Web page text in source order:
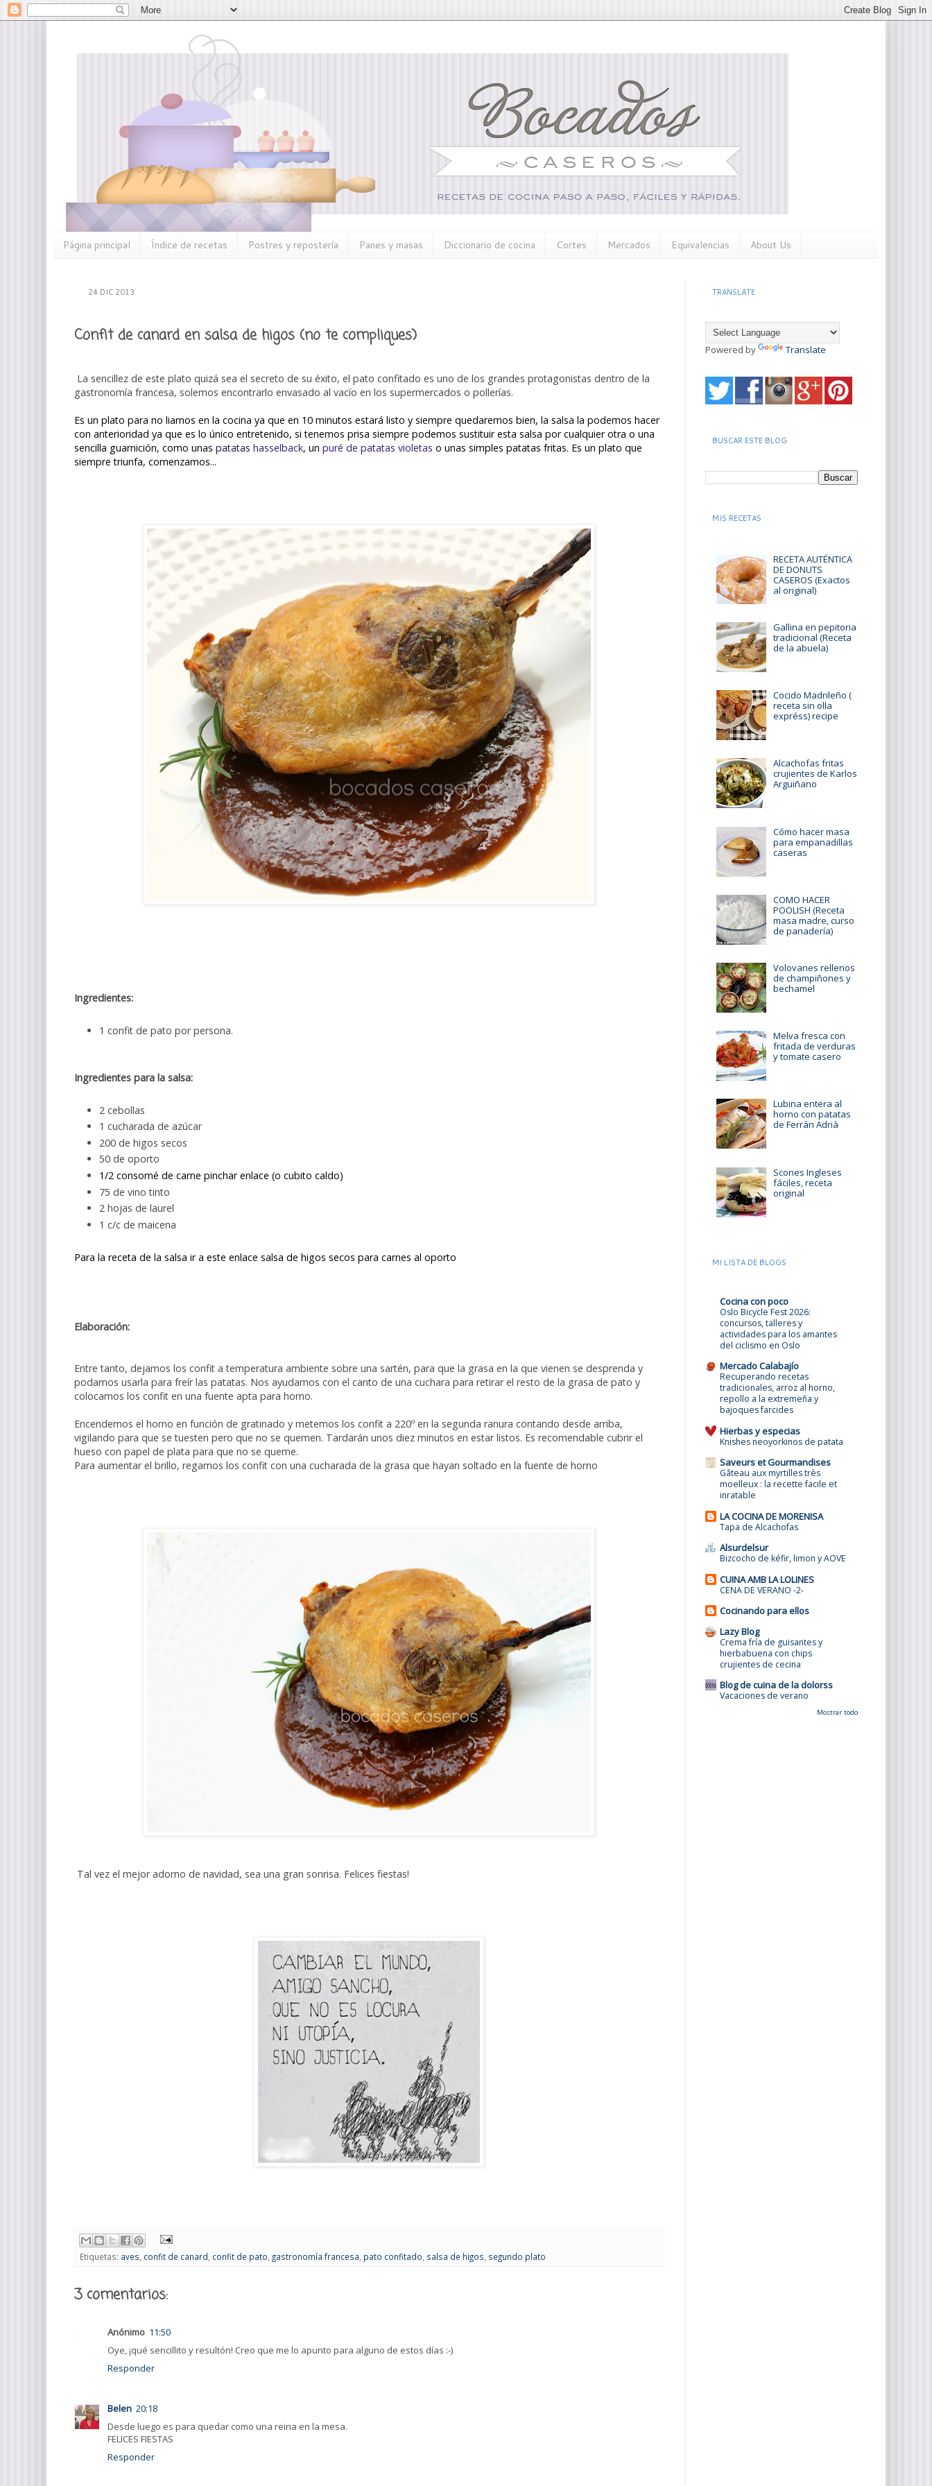
Página principal Índice de recetas Postres y repostería Panes y masas Diccionario de cocina Cortes Mercados Equivalencias About Us
24 DIC 2013
Confit de canard en salsa de higos (no te compliques)
La sencillez de este plato quizá sea el secreto de su éxito, el pato confitado es uno de los grandes protagonistas dentro de la
gastronomía francesa, solemos encontrarlo envasado al vacío en los supermercados o pollerías.
Es un plato para no liarnos en la cocina ya que en 10 minutos estará listo y siempre quedaremos bien, la salsa la podemos hacer
con anterioridad ya que es lo único entretenido, si tenemos prisa siempre podemos sustituir esta salsa por cualquier otra o una
sencilla guarnición, como unas patatas hasselback, un puré de patatas violetas o unas simples patatas fritas. Es un plato que
siempre triunfa, comenzamos...
Ingredientes:
1 confit de pato por persona.
Ingredientes para la salsa:
2 cebollas
1 cucharada de azúcar
200 de higos secos
50 de oporto
1/2 consomé de carne pinchar enlace (o cubito caldo)
75 de vino tinto
2 hojas de laurel
1 c/c de maicena
Para la receta de la salsa ir a este enlace salsa de higos secos para carnes al oporto
Elaboración:
Entre tanto, dejamos los confit a temperatura ambiente sobre una sartén, para que la grasa en la que vienen se desprenda y
podamos usarla para freír las patatas. Nos ayudamos con el canto de una cuchara para retirar el resto de la grasa de pato y
colocamos los confit en una fuente apta para horno.
Encendemos el horno en función de gratinado y metemos los confit a 220º en la segunda ranura contando desde arriba,
vigilando para que se tuesten pero que no se quemen. Tardarán unos diez minutos en estar listos. Es recomendable cubrir el
hueso con papel de plata para que no se queme.
Para aumentar el brillo, regamos los confit con una cucharada de la grasa que hayan soltado en la fuente de horno
Tal vez el mejor adorno de navidad, sea una gran sonrisa. Felices fiestas!
Etiquetas: aves confit de canard confit de pato gastronomía francesa pato confitado salsa de higos segundo plato
3 comentarios:
Anónimo 11:50
Oye, ¡qué sencillito y resultón! Creo que me lo apunto para alguno de estos días :-)
Responder
Belen 20:18
Desde luego es para quedar como una reina en la mesa.
FELICES FIESTAS
Responder
TRANSLATE
Powered by Translate
BUSCAR ESTE BLOG
MIS RECETAS
RECETA AUTÉNTICA
DE DONUTS
CASEROS (Exactos
al original)
Gallina en pepitoria
tradicional (Receta
de la abuela)
Cocido Madrileño (
receta sin olla
expréss) recipe
Alcachofas fritas
crujientes de Karlos
Arguiñano
Cómo hacer masa
para empanadillas
caseras
COMO HACER
POOLISH (Receta
masa madre, curso
de panadería)
Volovanes rellenos
de champiñones y
bechamel
Melva fresca con
fritada de verduras
y tomate casero
Lubina entera al
horno con patatas
de Ferrán Adrià
Scones Ingleses
fáciles, receta
original
MI LISTA DE BLOGS
Cocina con poco
Oslo Bicycle Fest 2026:
concursos, talleres y
actividades para los amantes
del ciclismo en Oslo
Mercado Calabajío
Recuperando recetas
tradicionales, arroz al horno,
repollo a la extremeña y
bajoques farcides
Hierbas y especias
Knishes neoyorkinos de patata
Saveurs et Gourmandises
Gâteau aux myrtilles très
moelleux : la recette facile et
inratable
LA COCINA DE MORENISA
Tapa de Alcachofas
Alsurdelsur
Bizcocho de kéfir, limon y AOVE
CUINA AMB LA LOLINES
CENA DE VERANO -2-
Cocinando para ellos
Lazy Blog
Crema fría de guisantes y
hierbabuena con chips
crujientes de cecina
Blog de cuina de la dolorss
Vacaciones de verano
Mostrar todo